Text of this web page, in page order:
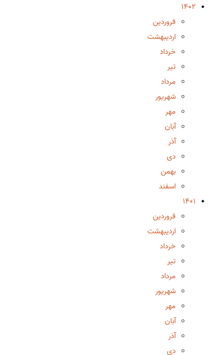
1402
فروردین
اردیبهشت
خرداد
تیر
مرداد
شهریور
مهر
آبان
آذر
دی
بهمن
اسفند
1401
فروردین
اردیبهشت
خرداد
تیر
مرداد
شهریور
مهر
آبان
آذر
دی